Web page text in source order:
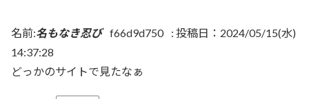
名前:名もなき忍び f66d9d750 : 投稿日：2024/05/15(水)
14:37:28
どっかのサイトで見たなぁ